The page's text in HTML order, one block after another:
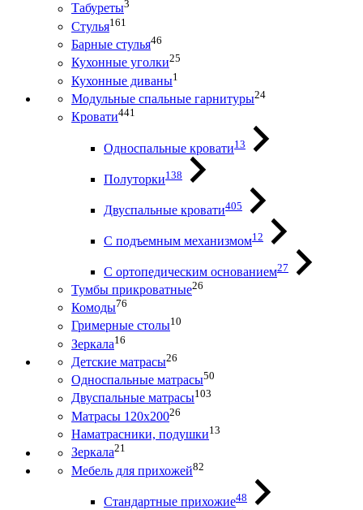
Табуреты3
Стулья161
Барные стулья46
Кухонные уголки25
Кухонные диваны1
Модульные спальные гарнитуры24
Кровати441
Односпальные кровати13
Полуторки138
Двуспальные кровати405
С подъемным механизмом12
С ортопедическим основанием27
Тумбы прикроватные26
Комоды76
Гримерные столы10
Зеркала16
Детские матрасы26
Односпальные матрасы50
Двуспальные матрасы103
Матрасы 120х20026
Наматрасники, подушки13
Зеркала21
Мебель для прихожей82
Стандартные прихожие48